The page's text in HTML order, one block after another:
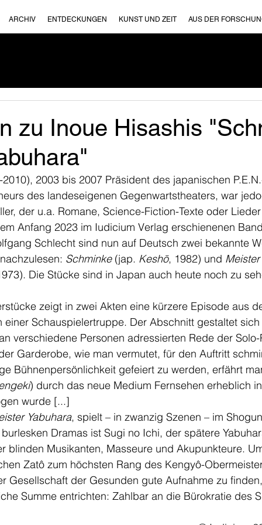
ARCHIV ENTDECKUNGEN KUNST UND ZEIT AUS DER
zu Inoue Hisashis
2010), 2003 bis 2007 Präsident des japanischen
des landeseigenen Gegenwartstheaters, war
der u.a. Romane, Science-Fiction-Texte oder
Anfang 2023 im Iudicium Verlag erschienenen
Schlecht sind nun auf Deutsch zwei bekannte
Schminke (jap. Keshō, 1982) und
Die Stücke sind in Japan auch heute noch zu
zeigt in zwei Akten eine kürzere Episode aus
einer Schauspielertruppe. Der Abschnitt gestaltet
verschiedene Personen adressierten Rede der
Garderobe, wie man vermutet, für den Auftritt
Bühnenpersönlichkeit gefeiert zu werden, erfährt
) durch das neue Medium Fernsehen erheblich
wurde [...]
Yabuhara, spielt – in zwanzig Szenen – im
Dramas ist Sugi no Ichi, der spätere
blinden Musikanten, Masseure und Akupunkteure.
Zatô zum höchsten Rang des Kengyô-
Gesellschaft der Gesunden gute Aufnahme zu
Summe entrichten: Zahlbar an die Bürokratie des